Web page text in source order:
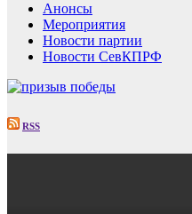
Анонсы
Мероприятия
Новости партии
Новости СевКПРФ
RSS